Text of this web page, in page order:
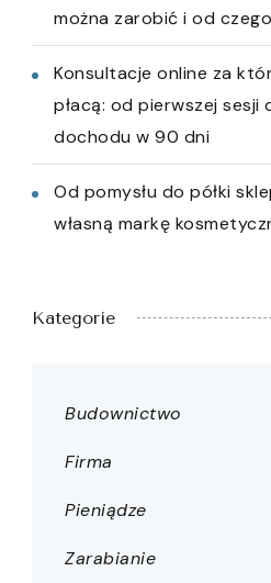
można zarobić i od
Konsultacje online za
płacą: od pierwszej sesji
dochodu w 90 dni
Od pomysłu do półki
własną markę
Kategorie
Budownictwo
Firma
Pieniądze
Zarabianie